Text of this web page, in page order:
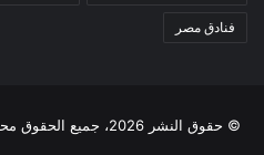
فنادق مصر
© حقوق النشر 2026، جميع الحقوق محفوظة |